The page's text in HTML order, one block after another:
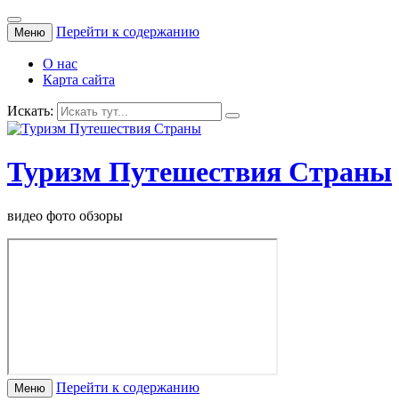
Меню Перейти к содержанию
О нас
Карта сайта
Искать:
Туризм Путешествия Страны
видео фото обзоры
Меню Перейти к содержанию